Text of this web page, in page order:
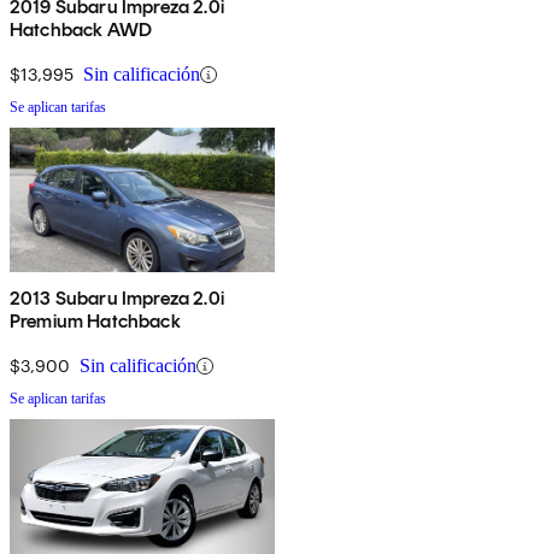
2019 Subaru Impreza 2.0i
Hatchback AWD
$13,995 Sin calificación
Se aplican tarifas
2013 Subaru Impreza 2.0i
Premium Hatchback
$3,900 Sin calificación
Se aplican tarifas